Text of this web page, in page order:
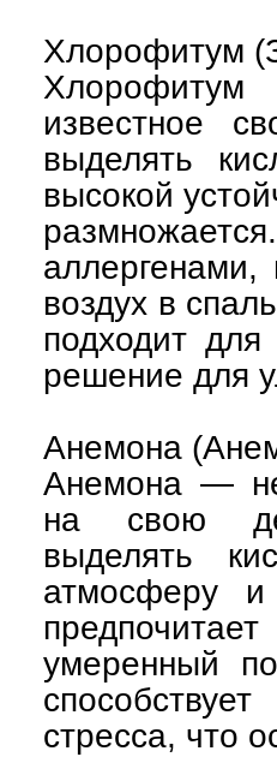
Хлорофитум
известное
выделять
высокой
воздух в
подходит
решение для
Анемона
Анемона —
на свою
выделять
атмосферу
умеренный
стресса, что